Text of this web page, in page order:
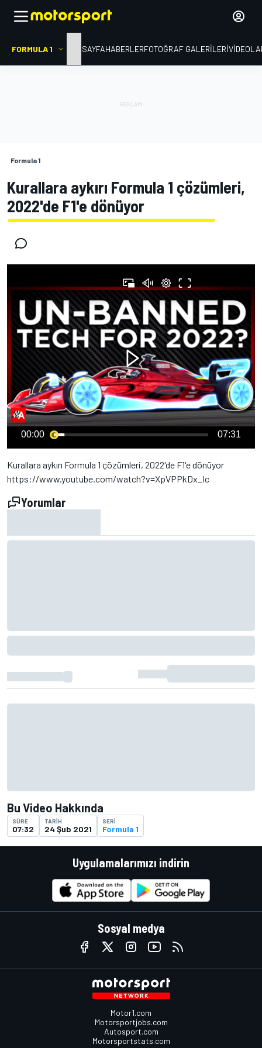
FORMULA 1 ANA SAYFAHABERLERFOTOĞRAF GALERILERI
Formula 1
Kurallara aykırı Formula 1 çözümleri,
2022'de F1'e dönüyor
00:00 07:31
Kurallara aykırı Formula 1 çözümleri, 2022'de F1'e dönüyor
https://www.youtube.com/watch?v=XpVPPkDx_Ic
Yorumlar
Bu Video Hakkında
SÜRE
07:32
TARIH
24 Şub 2021
SERI
Formula 1
Uygulamalarımızı indirin
Sosyal medya
Motor1.com
Motorsportjobs.com
Autosport.com
Motorsportstats.com